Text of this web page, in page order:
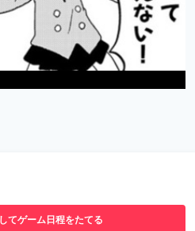
てゲーム日程をたてる